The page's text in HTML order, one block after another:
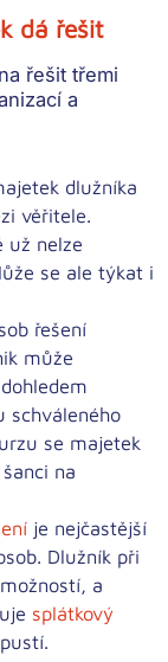
dá řešit
řešit třemi
a
dlužníka
věřitele.
už nelze
se ale týkat i
řešení
může
schváleného
se majetek
na
je nejčastější
Dlužník při
a
splátkový